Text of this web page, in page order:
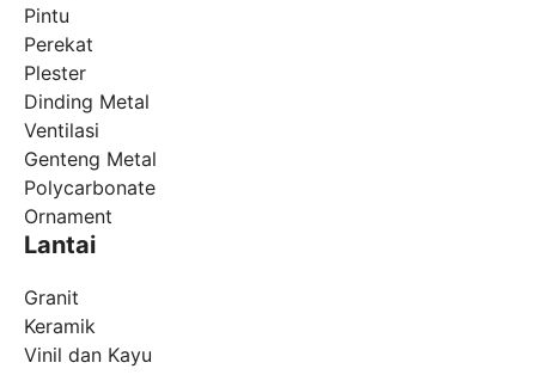
Pintu
Perekat
Plester
Dinding Metal
Ventilasi
Genteng Metal
Polycarbonate
Ornament
Lantai
Granit
Keramik
Vinil dan Kayu